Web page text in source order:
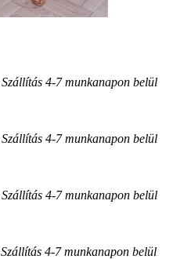
Szállítás 4-7 munkanapon belül
Szállítás 4-7 munkanapon belül
Szállítás 4-7 munkanapon belül
Szállítás 4-7 munkanapon belül